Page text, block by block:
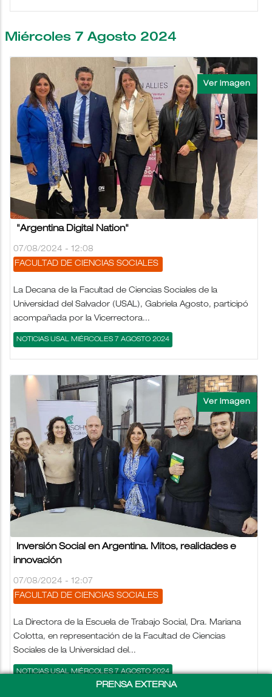
Miércoles 7 Agosto 2024
"Argentina Digital Nation"
07/08/2024 - 12:08
FACULTAD DE CIENCIAS SOCIALES
La Decana de la Facultad de Ciencias Sociales de la
Universidad del Salvador (USAL), Gabriela Agosto, participó
acompañada por la Vicerrectora...
NOTICIAS USAL MIÉRCOLES 7 AGOSTO 2024
Inversión Social en Argentina. Mitos, realidades e
innovación
07/08/2024 - 12:07
FACULTAD DE CIENCIAS SOCIALES
La Directora de la Escuela de Trabajo Social, Dra. Mariana
Colotta, en representación de la Facultad de Ciencias
Sociales de la Universidad del...
NOTICIAS USAL MIÉRCOLES 7 AGOSTO 2024
PRENSA EXTERNA